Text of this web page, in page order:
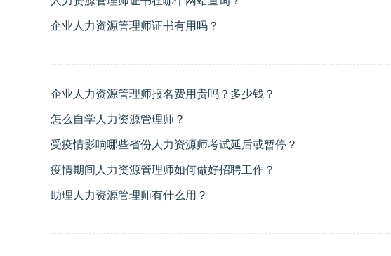
企业人力资源管理师证书有用吗？
企业人力资源管理师报名费用贵吗？多少钱？
怎么自学人力资源管理师？
受疫情影响哪些省份人力资源师考试延后或暂停？
疫情期间人力资源管理师如何做好招聘工作？
助理人力资源管理师有什么用？